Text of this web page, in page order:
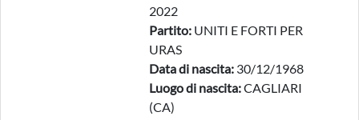
2022
Partito: UNITI E FORTI PER
URAS
Data di nascita: 30/12/1968
Luogo di nascita:CAGLIARI
(CA)